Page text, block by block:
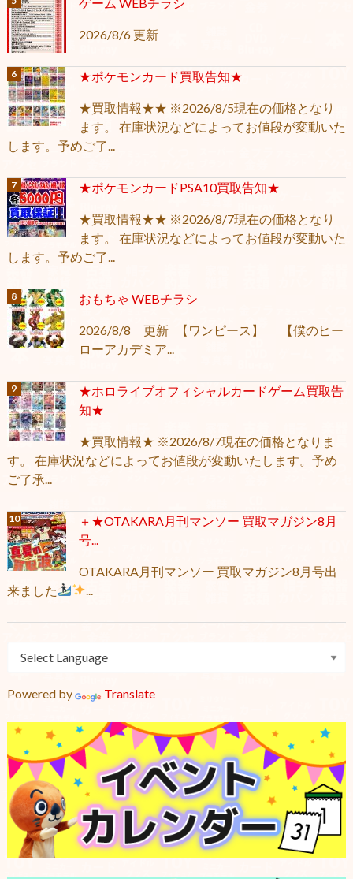
2026/8/6 更新
★ポケモンカード買取告知★
★買取情報★★ ※2026/8/5現在の価格となり
ます。 在庫状況などによってお値段が変動いた
します。予めご了...
★ポケモンカードPSA10買取告知★
★買取情報★★ ※2026/8/7現在の価格となり
ます。 在庫状況などによってお値段が変動いた
します。予めご了...
おもちゃ WEBチラシ
2026/8/8 更新 【ワンピース】 【僕のヒー
ローアカデミア...
★ホロライブオフィシャルカードゲーム買取告
知★
★買取情報★ ※2026/8/7現在の価格となりま
す。 在庫状況などによってお値段が変動いたします。予め
ご了承...
＋★OTAKARA月刊マンソー 買取マガジン8月
号...
OTAKARA月刊マンソー 買取マガジン8月号出
来ました
Powered by Translate